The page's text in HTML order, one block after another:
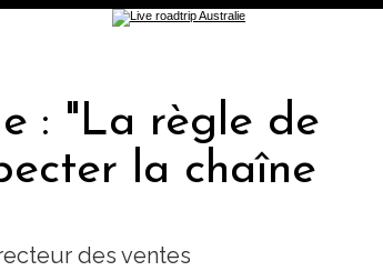
: "La règle de
la chaîne
des ventes